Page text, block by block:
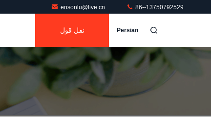
ensonlu@live.cn 86--13750792529
Persian نقل قول